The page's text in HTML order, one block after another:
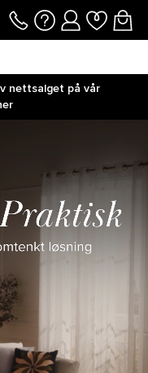
nettsalget på vår